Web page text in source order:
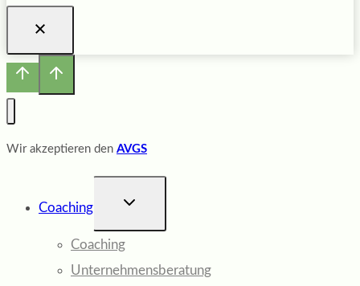
Wir akzeptieren den AVGS
Coaching
UNTERMENÜ
Coaching
Unternehmensberatung